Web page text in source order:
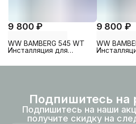
9 800 ₽
WW BAMBERG 545 WT
Инсталляция для
рамка хром.
9 800 ₽
WW
рамка
Подпишитесь на
Подпишитесь на наши
получите скидку на